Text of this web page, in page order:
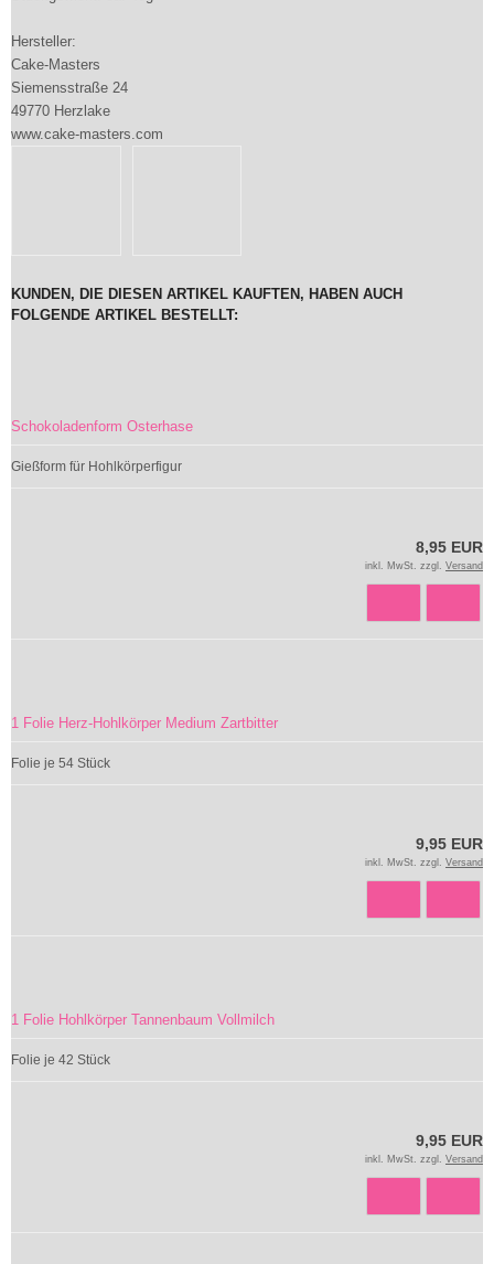
Hersteller:
Cake-Masters
Siemensstraße 24
49770 Herzlake
www.cake-masters.com
KUNDEN, DIE DIESEN ARTIKEL KAUFTEN, HABEN AUCH
FOLGENDE ARTIKEL BESTELLT:
Schokoladenform Osterhase
Gießform für Hohlkörperfigur
8,95 EUR
inkl. MwSt. zzgl. Versand
1 Folie Herz-Hohlkörper Medium Zartbitter
Folie je 54 Stück
9,95 EUR
inkl. MwSt. zzgl. Versand
1 Folie Hohlkörper Tannenbaum Vollmilch
Folie je 42 Stück
9,95 EUR
inkl. MwSt. zzgl. Versand